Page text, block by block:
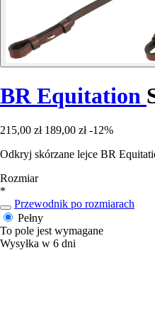
BR Equitation
215,00 zł 189,00 zł -12%
Odkryj skórzane lejce BR
Rozmiar
*
Przewodnik po rozmiarach
Pełny
To pole jest wymagane
Wysyłka w 6 dni